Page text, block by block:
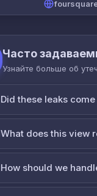
Часто
Узнайте больше об
Did these leaks
What does this view
How should we